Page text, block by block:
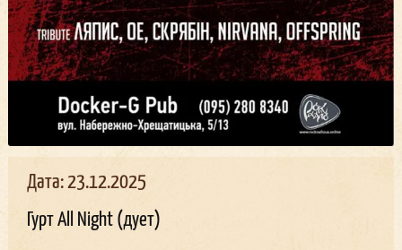
Дата: 23.12.2025
Гурт All Night (дует)